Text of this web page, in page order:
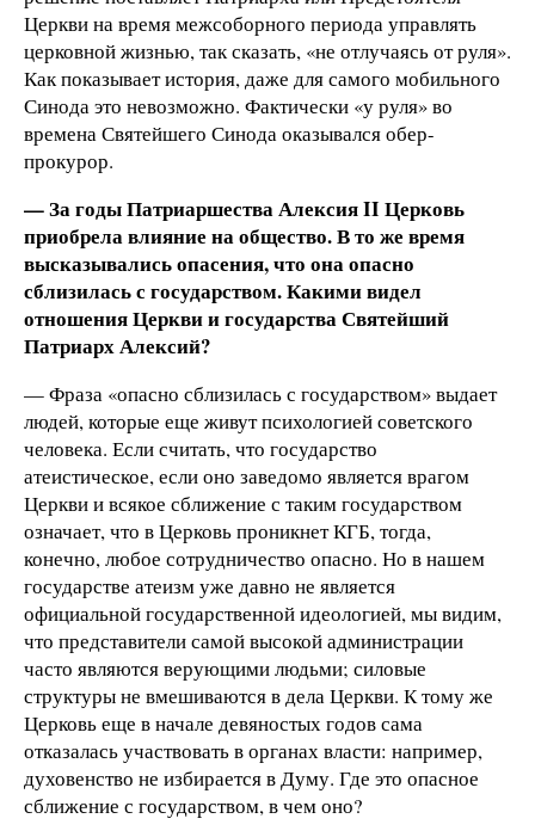
Церкви на время межсоборного периода управлять
церковной жизнью, так сказать, «не отлучаясь от руля».
Как показывает история, даже для самого мобильного
Синода это невозможно. Фактически «у руля» во
времена Святейшего Синода оказывался обер-
прокурор.
— За годы Патриаршества Алексия II Церковь
приобрела влияние на общество. В то же время
высказывались опасения, что она опасно
сблизилась с государством. Какими видел
отношения Церкви и государства Святейший
Патриарх Алексий?
— Фраза «опасно сблизилась с государством» выдает
людей, которые еще живут психологией советского
человека. Если считать, что государство
атеистическое, если оно заведомо является врагом
Церкви и всякое сближение с таким государством
означает, что в Церковь проникнет КГБ, тогда,
конечно, любое сотрудничество опасно. Но в нашем
государстве атеизм уже давно не является
официальной государственной идеологией, мы видим,
что представители самой высокой администрации
часто являются верующими людьми; силовые
структуры не вмешиваются в дела Церкви. К тому же
Церковь еще в начале девяностых годов сама
отказалась участвовать в органах власти: например,
духовенство не избирается в Думу. Где это опасное
сближение с государством, в чем оно?